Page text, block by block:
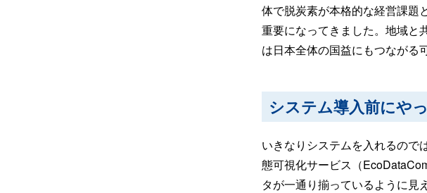
体で脱炭素が本格的な経営課題
重要になってきました。地域と
は日本全体の国益にもつながる
システム導入前にや
いきなりシステムを入れるので
態可視化サービス（
タが一通り揃っているように見